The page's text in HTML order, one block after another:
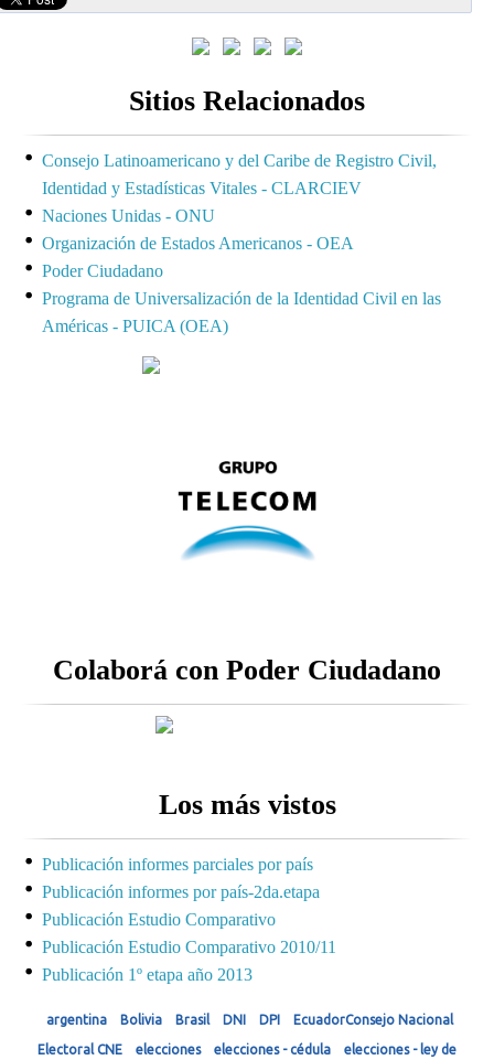
Sitios Relacionados
Consejo Latinoamericano y del Caribe de Registro Civil,
Identidad y Estadísticas Vitales - CLARCIEV
Naciones Unidas - ONU
Organización de Estados Americanos - OEA
Poder Ciudadano
Programa de Universalización de la Identidad Civil en las
Américas - PUICA (OEA)
Colaborá con Poder Ciudadano
Los más vistos
Publicación informes parciales por país
Publicación informes por país-2da.etapa
Publicación Estudio Comparativo
Publicación Estudio Comparativo 2010/11
Publicación 1º etapa año 2013
argentina Bolivia Brasil DNI DPI EcuadorConsejo Nacional
Electoral CNE elecciones elecciones - cédula elecciones - ley de